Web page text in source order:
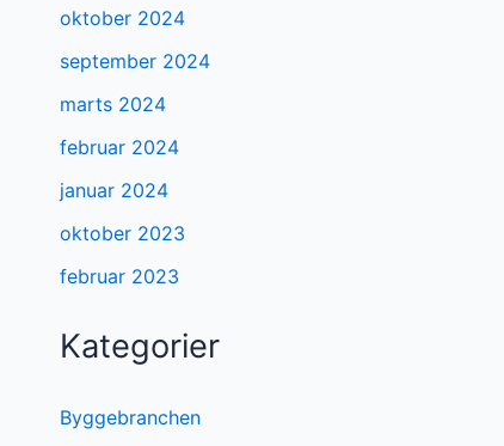
oktober 2024
september 2024
marts 2024
februar 2024
januar 2024
oktober 2023
februar 2023
Kategorier
Byggebranchen